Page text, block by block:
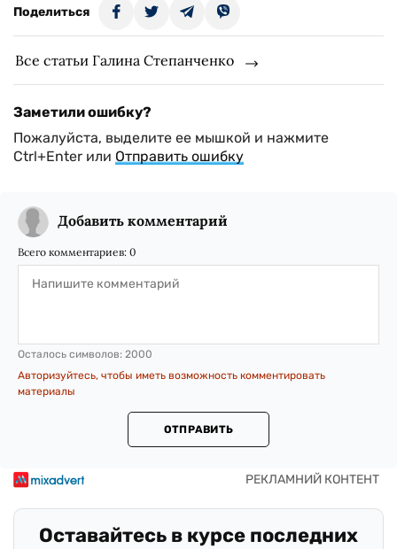
Поделиться
Все статьи Галина Степанченко
Заметили ошибку?
Пожалуйста, выделите ее мышкой и нажмите
Ctrl+Enter или Отправить ошибку
Добавить комментарий
Всего комментариев: 0
Осталось символов: 2000
Авторизуйтесь, чтобы иметь возможность комментировать
материалы
ОТПРАВИТЬ
Оставайтесь в курсе последних